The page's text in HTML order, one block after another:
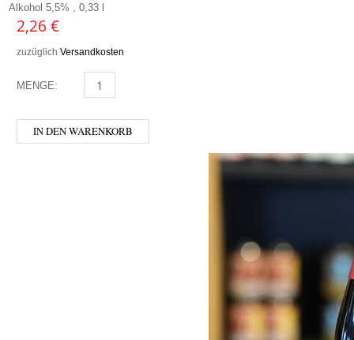
Alkohol 5,5% , 0,33 l
2,26 €
zuzüglich Versandkosten
MENGE: HOFSTETTNER - GRANIT MENGE
IN DEN WARENKORB